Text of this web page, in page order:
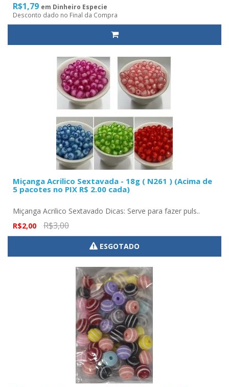
R$1,79 em Dinheiro Especie
Desconto dado no Final da Compra
Miçanga Acrilico Sextavada - 18g ( N261 ) (Acima de
5 pacotes no PIX R$ 2.00 cada)
Miçanga Acrilico Sextavado Dicas: Serve para fazer puls..
R$2,00
R$3,00
ESGOTADO